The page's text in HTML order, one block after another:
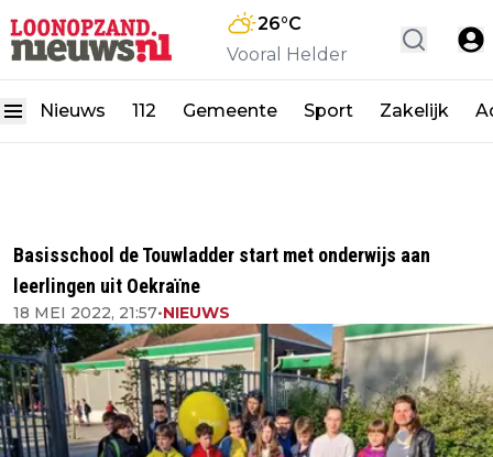
26°C
Vooral Helder
Nieuws 112 Gemeente Sport Zakelijk
Basisschool de Touwladder start met onderwijs aan
leerlingen uit Oekraïne
18 MEI 2022, 21:57•NIEUWS